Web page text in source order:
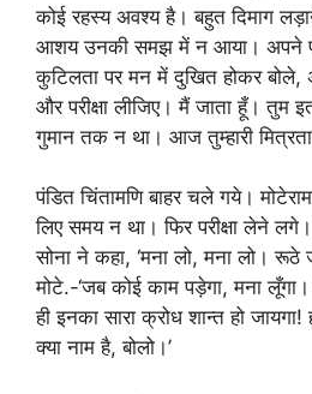
कोई रहस्य अवश्य है। बहुत दिमाग
आशय उनकी समझ में न आया। अपने
कुटिलता पर मन में दुखित होकर बोले,
और परीक्षा लीजिए। मैं जाता हूँ। तुम
गुमान तक न था। आज तुम्हारी मित्रता
पंडित चिंतामणि बाहर चले गये।
लिए समय न था। फिर परीक्षा लेने लगे।
सोना ने कहा, ‘मना लो, मना लो। रूठे
मोटे.-‘जब कोई काम पड़ेगा, मना
ही इनका सारा क्रोध शान्त हो जायगा!
क्या नाम है, बोलो।’